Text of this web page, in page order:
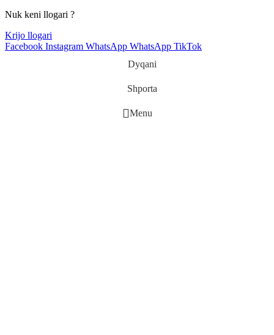
Nuk keni llogari ?
Krijo llogari
Facebook Instagram WhatsApp WhatsApp TikTok
Dyqani
Shporta
Menu